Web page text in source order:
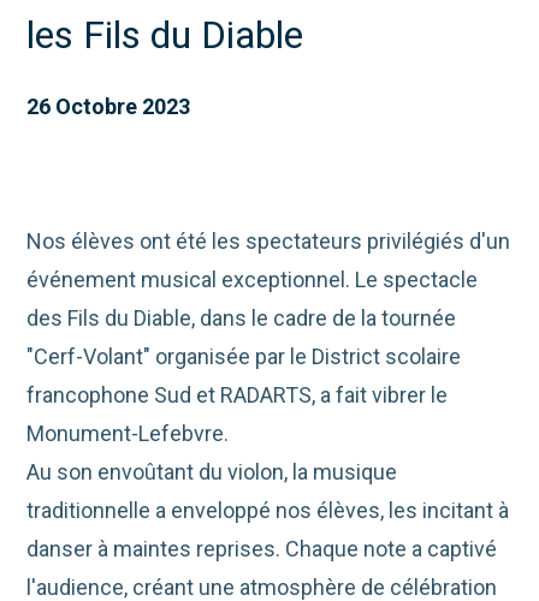
les Fils du Diable
26 Octobre 2023
Nos élèves ont été les spectateurs privilégiés d'un
événement musical exceptionnel. Le spectacle
des Fils du Diable, dans le cadre de la tournée
"Cerf-Volant" organisée par le District scolaire
francophone Sud et RADARTS, a fait vibrer le
Monument-Lefebvre.
Au son envoûtant du violon, la musique
traditionnelle a enveloppé nos élèves, les incitant à
danser à maintes reprises. Chaque note a captivé
l'audience, créant une atmosphère de célébration